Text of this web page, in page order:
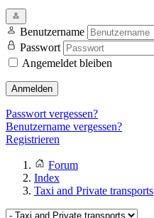
Benutzername
Passwort
Angemeldet bleiben
Anmelden
Passwort vergessen?
Benutzername vergessen?
Registrieren
Forum
Index
Taxi and Private transports